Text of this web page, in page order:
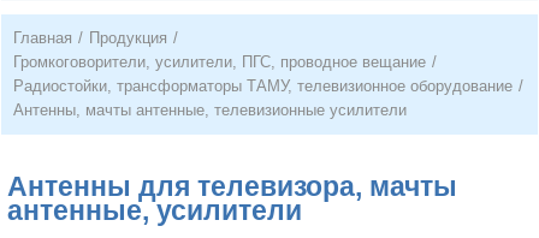
Главная / Продукция /
Громкоговорители, усилители, ПГС, проводное вещание /
Радиостойки, трансформаторы ТАМУ, телевизионное оборудование /
Антенны, мачты антенные, телевизионные усилители
Антенны для телевизора, мачты
антенные, усилители